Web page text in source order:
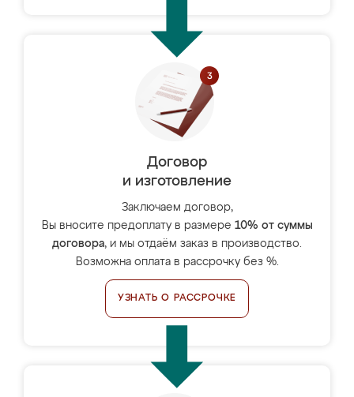
Договор
и изготовление
Заключаем договор,
Вы вносите предоплату в размере 10% от суммы
договора, и мы отдаём заказ в производство.
Возможна оплата в рассрочку без %.
УЗНАТЬ О РАССРОЧКЕ